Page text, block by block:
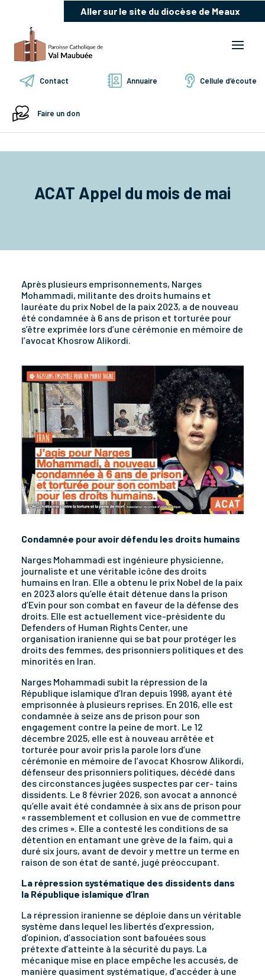
Aller sur le site du diocèse de Meaux
Contact Annuaire Cellule d’écoute
Faire un don
ACAT Appel du mois de mai
Après plusieurs emprisonnements, Narges
Mohammadi, militante des droits humains et
lauréate du prix Nobel de la paix 2023, a de nouveau
été condamnée à 6 ans de prison et torturée pour
s’être exprimée lors d’une cérémonie en mémoire de
l’avocat Khosrow Alikordi.
Condamnée pour avoir défendu les droits humains
Narges Mohammadi est ingénieure physicienne,
journaliste et une véritable icône des droits
humains en Iran. Elle a obtenu le prix Nobel de la paix
en 2023 alors qu’elle était détenue dans la prison
d’Evin pour son combat en faveur de la défense des
droits. Elle est actuellement vice-présidente du
Defenders of Human Rights Center, une
organisation iranienne qui se bat pour protéger les
droits des femmes, des prisonniers politiques et des
minorités en Iran.
Narges Mohammadi subit la répression de la
République islamique d’Iran depuis 1998, ayant été
emprisonnée à plusieurs reprises. En 2016, elle est
condamnée à seize ans de prison pour son
engagement contre la peine de mort. Le 12
décembre 2025, elle est à nouveau arrêtée et
torturée pour avoir pris la parole lors d’une
cérémonie en mémoire de l’avocat Khosrow Alikordi,
défenseur des prisonniers politiques, décédé dans
des circonstances jugées suspectes par cer- tains
dissidents. Le 8 février 2026, son avocat a annoncé
qu’elle avait été condamnée à six ans de prison pour
« rassemblement et collusion en vue de commettre
des crimes ». Elle a contesté les conditions de sa
détention en entamant une grève de la faim, qui a
duré six jours, avant de devoir y mettre un terme en
raison de son état de santé, jugé préoccupant.
La répression systématique des dissidents dans
la République islamique d’Iran
La répression iranienne se déploie dans un véritable
système dans lequel les libertés d’expression,
d’opinion, d’association sont bafouées sous
prétexte d’atteinte à la sécurité du pays. La
mécanique mise en place empêche les accusés, de
manière quasiment systématique, d’accéder à une